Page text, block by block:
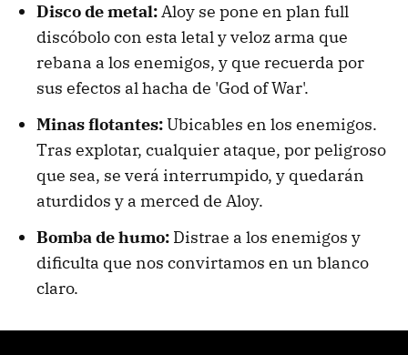
Disco de metal:Aloy se pone en plan full
discóbolo con esta letal y veloz arma que
rebana a los enemigos, y que recuerda por
sus efectos al hacha de 'God of War'.
Minas flotantes:Ubicables en los enemigos.
Tras explotar, cualquier ataque, por peligroso
que sea, se verá interrumpido, y quedarán
aturdidos y a merced de Aloy.
Bomba de humo: Distrae a los enemigos y
dificulta que nos convirtamos en un blanco
claro.